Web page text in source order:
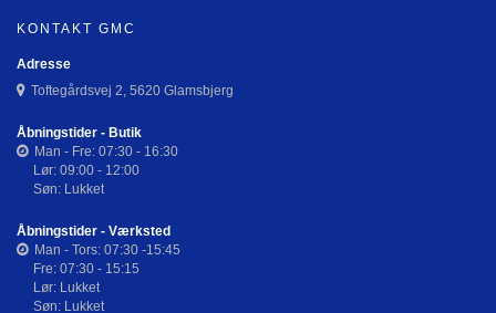
KONTAKT GMC
Adresse
Toftegårdsvej 2, 5620 Glamsbjerg
Åbningstider - Butik
Man - Fre: 07:30 - 16:30
Lør: 09:00 - 12:00
Søn: Lukket
Åbningstider - Værksted
Man - Tors: 07:30 -15:45
Fre: 07:30 - 15:15
Lør: Lukket
Søn: Lukket